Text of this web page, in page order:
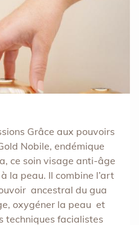
Nobile, endémique
ce soin visage anti-âge
la peau. Il combine l’art
ancestral du gua
oxygéner la peau et
techniques facialistes